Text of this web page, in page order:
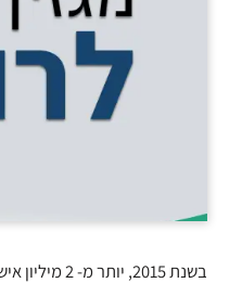
בשנת 2015, יותר מ- 2 מיליון איש יהיו חולים בשחפת עמידה לתרופות ועלינו להגביר את המאבק נגד המחלה. כך נמסר מה- World Health Organization.